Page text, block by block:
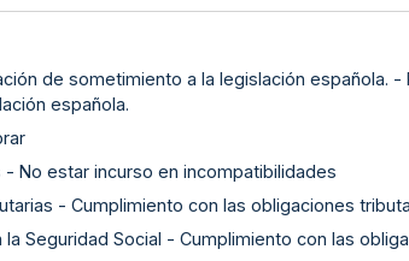
de sometimiento a la legislación española. -
española.
No estar incurso en incompatibilidades
- Cumplimiento con las obligaciones
Seguridad Social - Cumplimiento con las